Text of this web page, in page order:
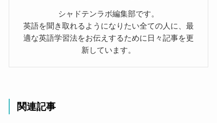
シャドテンラボ編集部です。
英語を聞き取れるようになりたい全ての人に、最
適な英語学習法をお伝えするために日々記事を更
新しています。
関連記事